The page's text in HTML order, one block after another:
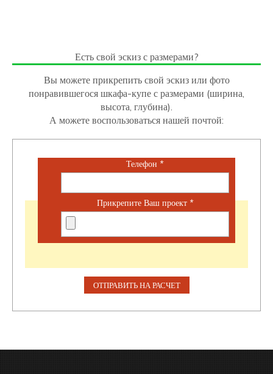
Есть свой эскиз с размерами?
Вы можете прикрепить свой эскиз или фото
понравившегося шкафа-купе с размерами (ширина,
высота, глубина).
А можете воспользоваться нашей почтой:
Телефон *
Прикрепите Ваш проект *